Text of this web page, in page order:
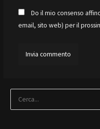
Do il mio consenso
email, sito web) per il
e